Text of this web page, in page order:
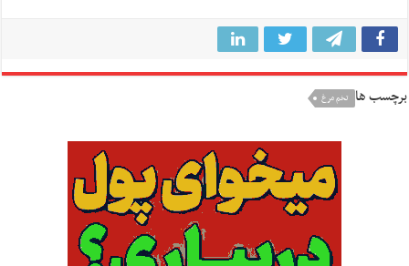
برچسب ها تخم مرغ